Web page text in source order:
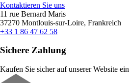
Kontaktieren Sie uns
11 rue Bernard Maris
37270 Montlouis-sur-Loire, Frankreich
+33 1 86 47 62 58
Sichere Zahlung
Kaufen Sie sicher auf unserer Website ein